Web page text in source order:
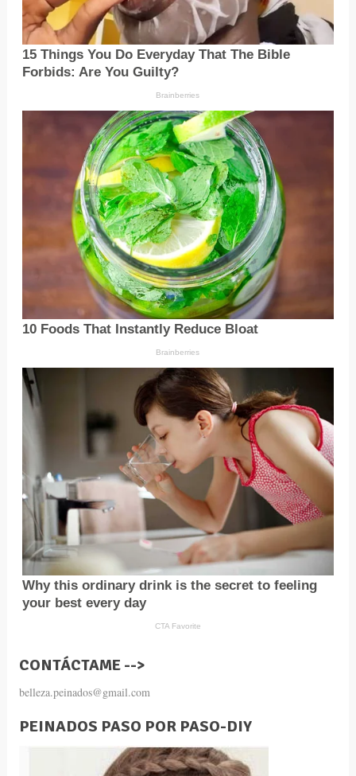
CONTÁCTAME -->
belleza.peinados@gmail.com
PEINADOS PASO POR PASO-DIY